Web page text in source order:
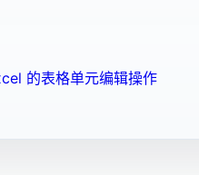
的表格单元编辑操作